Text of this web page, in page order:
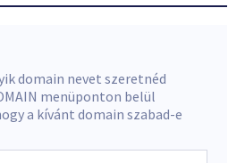
domain nevet szeretnéd
menüponton belül
a kívánt domain szabad-e